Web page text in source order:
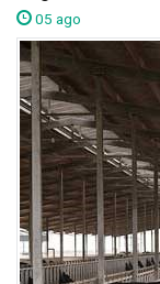
05 ago